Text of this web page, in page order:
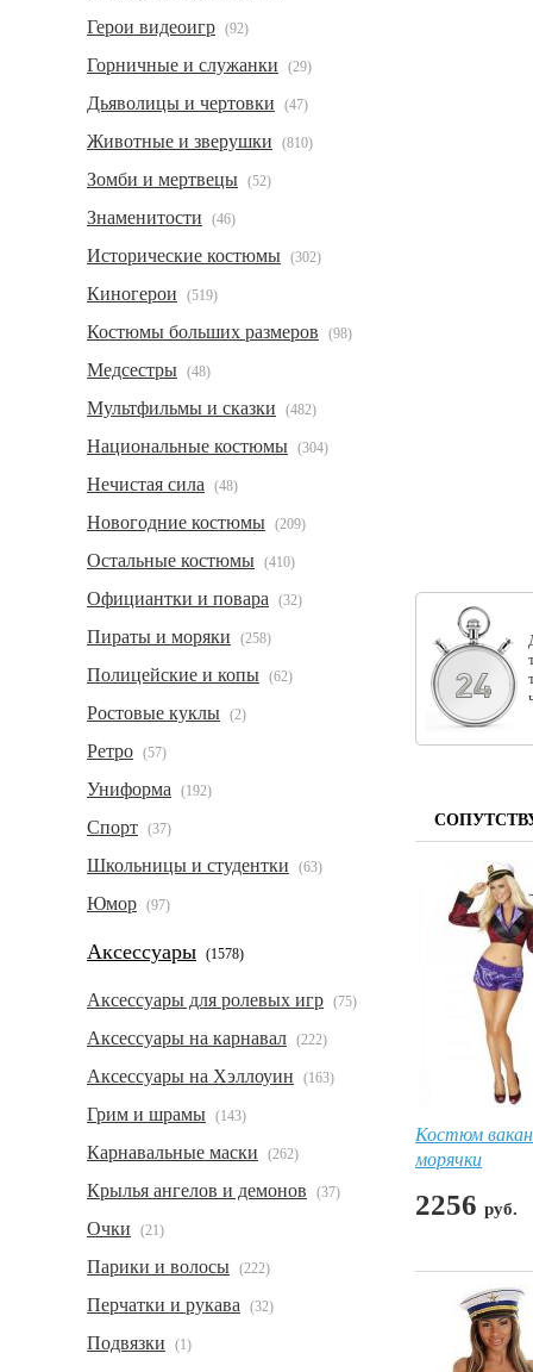
Герои видеоигр (92)
Горничные и служанки (29)
Дьяволицы и чертовки (47)
Животные и зверушки (810)
Зомби и мертвецы (52)
Знаменитости (46)
Исторические костюмы (302)
Киногерои (519)
Костюмы больших размеров (98)
Медсестры (48)
Мультфильмы и сказки (482)
Национальные костюмы (304)
Нечистая сила (48)
Новогодние костюмы (209)
Остальные костюмы (410)
Официантки и повара (32)
Пираты и моряки (258)
Полицейские и копы (62)
Ростовые куклы (2)
Ретро (57)
Униформа (192)
Спорт (37)
Школьницы и студентки (63)
Юмор (97)
Аксессуары (1578)
Аксессуары для ролевых игр (75)
Аксессуары на карнавал (222)
Аксессуары на Хэллоуин (163)
Грим и шрамы (143)
Карнавальные маски (262)
Крылья ангелов и демонов (37)
Очки (21)
Парики и волосы (222)
Перчатки и рукава (32)
Подвязки (1)
Костюм
морячки
2256 руб.